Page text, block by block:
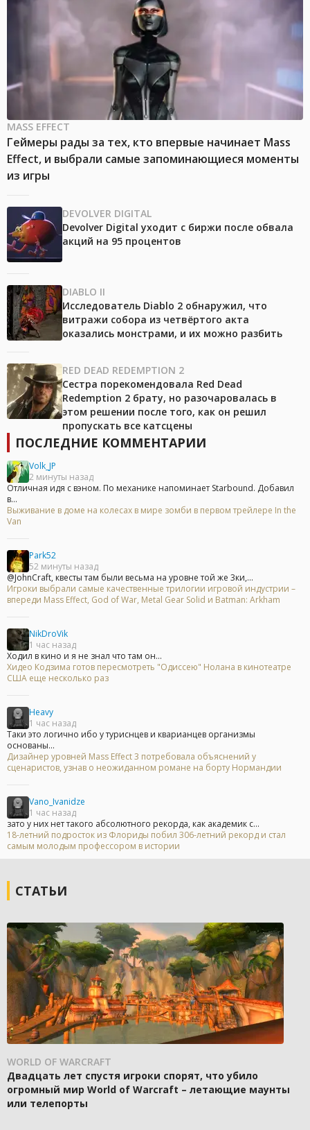
MASS EFFECT
Геймеры рады за тех, кто впервые начинает Mass
Effect, и выбрали самые запоминающиеся моменты
из игры
DEVOLVER DIGITAL
Devolver Digital уходит с биржи после обвала
акций на 95 процентов
DIABLO II
Исследователь Diablo 2 обнаружил, что
витражи собора из четвёртого акта
оказались монстрами, и их можно разбить
RED DEAD REDEMPTION 2
Сестра порекомендовала Red Dead
Redemption 2 брату, но разочаровалась в
этом решении после того, как он решил
пропускать все катсцены
ПОСЛЕДНИЕ КОММЕНТАРИИ
Volk_JP
2 минуты назад
Отличная идя с вэном. По механике напоминает Starbound. Добавил
в...
Выживание в доме на колесах в мире зомби в первом трейлере In the
Van
Park52
52 минуты назад
@JohnCraft, квесты там были весьма на уровне той же 3ки,...
Игроки выбрали самые качественные трилогии игровой индустрии –
впереди Mass Effect, God of War, Metal Gear Solid и Batman: Arkham
NikDroVik
1 час назад
Ходил в кино и я не знал что там он...
Хидео Кодзима готов пересмотреть "Одиссею" Нолана в кинотеатре
США еще несколько раз
Heavy
1 час назад
Таки это логично ибо у туриснцев и кварианцев организмы
основаны...
Дизайнер уровней Mass Effect 3 потребовала объяснений у
сценаристов, узнав о неожиданном романе на борту Нормандии
Vano_Ivanidze
1 час назад
зато у них нет такого абсолютного рекорда, как академик с...
18-летний подросток из Флориды побил 306-летний рекорд и стал
самым молодым профессором в истории
СТАТЬИ
WORLD OF WARCRAFT
Двадцать лет спустя игроки спорят, что убило
огромный мир World of Warcraft – летающие маунты
или телепорты